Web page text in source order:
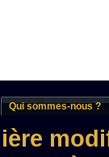
Qui sommes-nous ?